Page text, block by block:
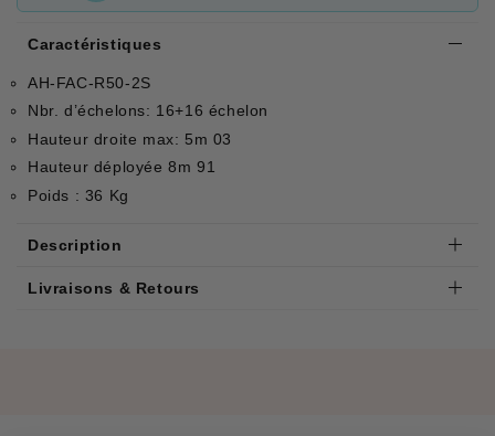
Caractéristiques
AH-FAC-R50-2S
Nbr. d’échelons: 16+16 échelon
Hauteur droite max: 5m 03
Hauteur déployée 8m 91
Poids : 36 Kg
Description
Livraisons & Retours